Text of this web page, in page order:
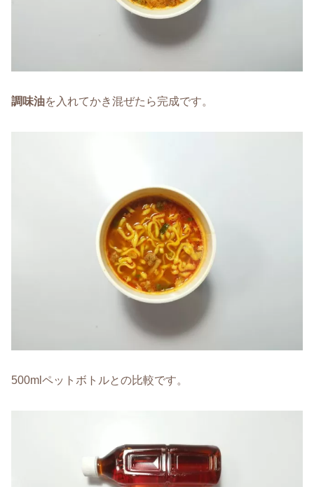
調味油を入れてかき混ぜたら完成です。
500mlペットボトルとの比較です。